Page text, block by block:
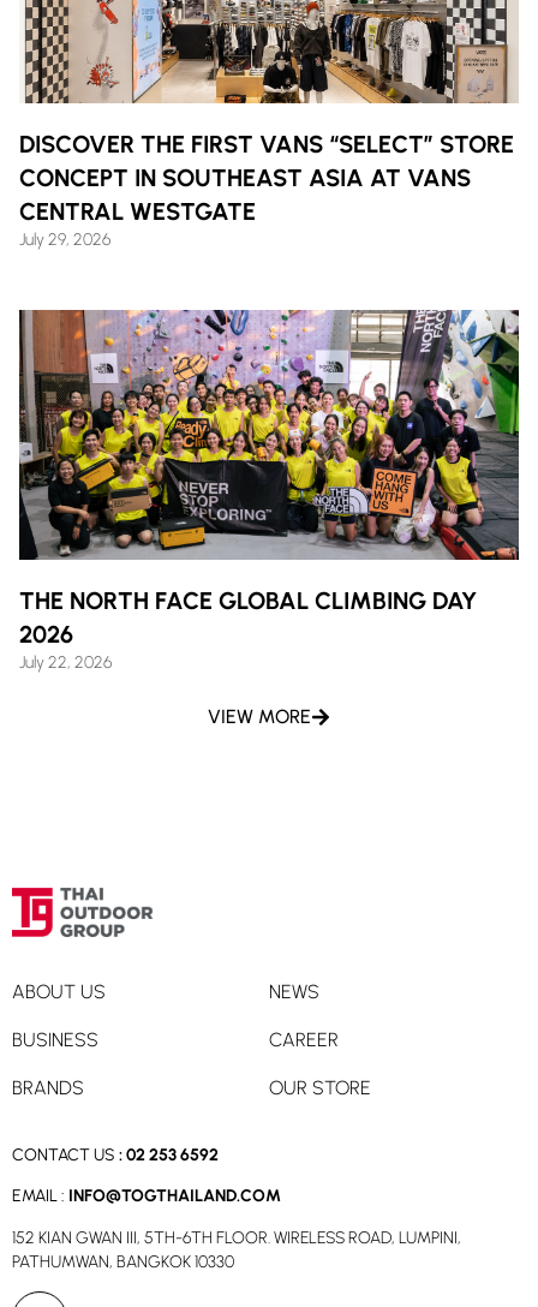
DISCOVER THE FIRST VANS “SELECT” STORE
CONCEPT IN SOUTHEAST ASIA AT VANS
CENTRAL WESTGATE
July 29, 2026
THE NORTH FACE GLOBAL CLIMBING DAY
2026
July 22, 2026
VIEW MORE
ABOUT US
BUSINESS
BRANDS
NEWS
CAREER
OUR STORE
CONTACT US :02 253 6592
EMAIL : INFO@TOGTHAILAND.COM
152 KIAN GWAN III, 5TH-6TH FLOOR. WIRELESS ROAD, LUMPINI,
PATHUMWAN, BANGKOK 10330